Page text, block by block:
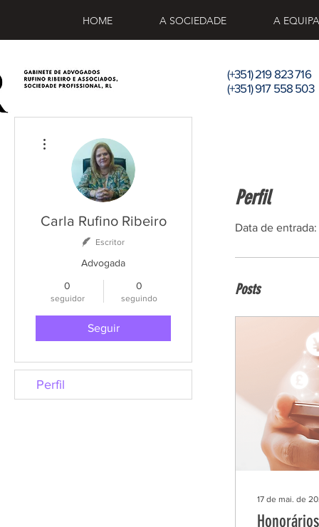
HOME A SOCIEDADE A EQUIPA
(+351) 219 823 716
(+351) 917 558 503
Perfil
Data de
Posts
17 de mai. de
Carla Rufino Ribeiro
Escritor
Advogada
0
seguidor
0
seguindo
Seguir
Perfil